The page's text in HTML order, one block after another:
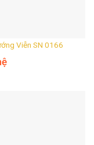
Viễn SN 0166